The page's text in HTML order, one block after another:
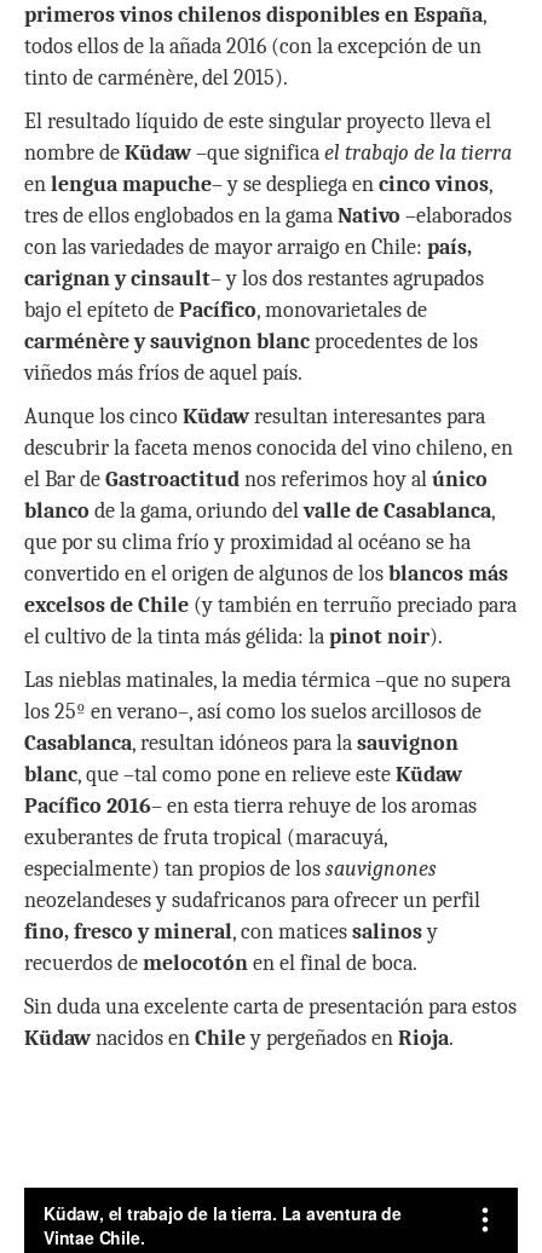
primerosvinos chilenos disponibles en España,
todos ellos de la añada 2016 (con la excepción de un
tinto de carménère, del 2015).
El resultado líquido de este singular proyecto lleva el
nombre deKüdaw–que significael trabajo de la tierra
enlengua mapuche– y se despliega encinco vinos,
tres de ellos englobados en la gamaNativo –elaborados
con las variedades de mayor arraigo en Chile: país,
carignan y cinsault– y los dos restantes agrupados
bajo el epíteto dePacífico, monovarietales de
carménère y sauvignon blancprocedentes de los
viñedos más fríos de aquel país.
Aunque los cincoKüdawresultan interesantes para
descubrir la faceta menos conocida del vino chileno, en
el Bar deGastroactitudnos referimos hoy alúnico
blanco de la gama, oriundo delvalle de Casablanca,
que por su clima frío y proximidad al océano se ha
convertido en el origen de algunos de losblancos más
excelsos de Chile (y también en terruño preciado para
el cultivo de la tinta más gélida: lapinot noir).
Las nieblas matinales, la media térmica –que no supera
los 25º en verano–, así como los suelos arcillosos de
Casablanca, resultan idóneos para lasauvignon
blanc, que –tal como pone en relieve esteKüdaw
Pacífico 2016– en esta tierra rehuye de los aromas
exuberantes de fruta tropical (maracuyá,
especialmente) tan propios de lossauvignones
neozelandeses y sudafricanos para ofrecer un perfil
fino, fresco y mineral, con maticessalinosy
recuerdos demelocotónen el final de boca.
Sin duda una excelente carta de presentación para estos
Küdawnacidos enChiley pergeñados enRioja.